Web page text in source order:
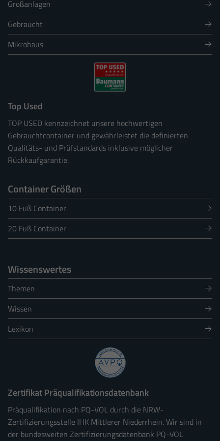
Großanlagen
Gebraucht
Mikrohaus
Top Used
TOP USED kennzeichnet unsere hochwertigen
Gebrauchtcontainer und gewährleistet die definierten
Qualitäts- und Prüfstandards inklusive möglicher
Rückkaufgarantie.
Container Größen
10 Fuß Container
20 Fuß Container
Wissenswertes
Themen
Wissen
Lexikon
Zertifikat Präqualifikationsdatenbank
Präqualifikation nach PQ-VOL durch die NRW-
Zertifizierungsstelle IHK Mittlerer Niederrhein. Wir sind in
der bundesweiten Zertifizierungsdatenbank PQ-VOL